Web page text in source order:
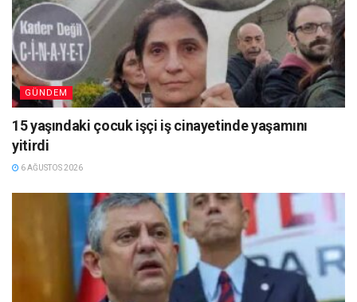
GÜNDEM
15 yaşındaki çocuk işçi iş cinayetinde yaşamını
yitirdi
6 AĞUSTOS 2026